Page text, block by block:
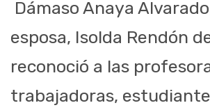
Dámaso Anaya
esposa, Isolda Rendón
reconoció a las
trabajadoras,